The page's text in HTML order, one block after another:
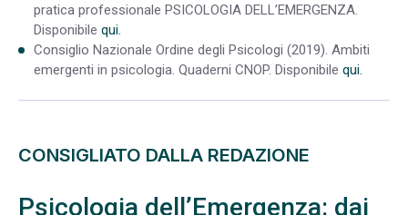
pratica professionale PSICOLOGIA DELL’EMERGENZA.
Disponibile qui.
Consiglio Nazionale Ordine degli Psicologi (2019). Ambiti
emergenti in psicologia. Quaderni CNOP. Disponibile qui.
CONSIGLIATO DALLA REDAZIONE
Psicologia dell’Emergenza: dai